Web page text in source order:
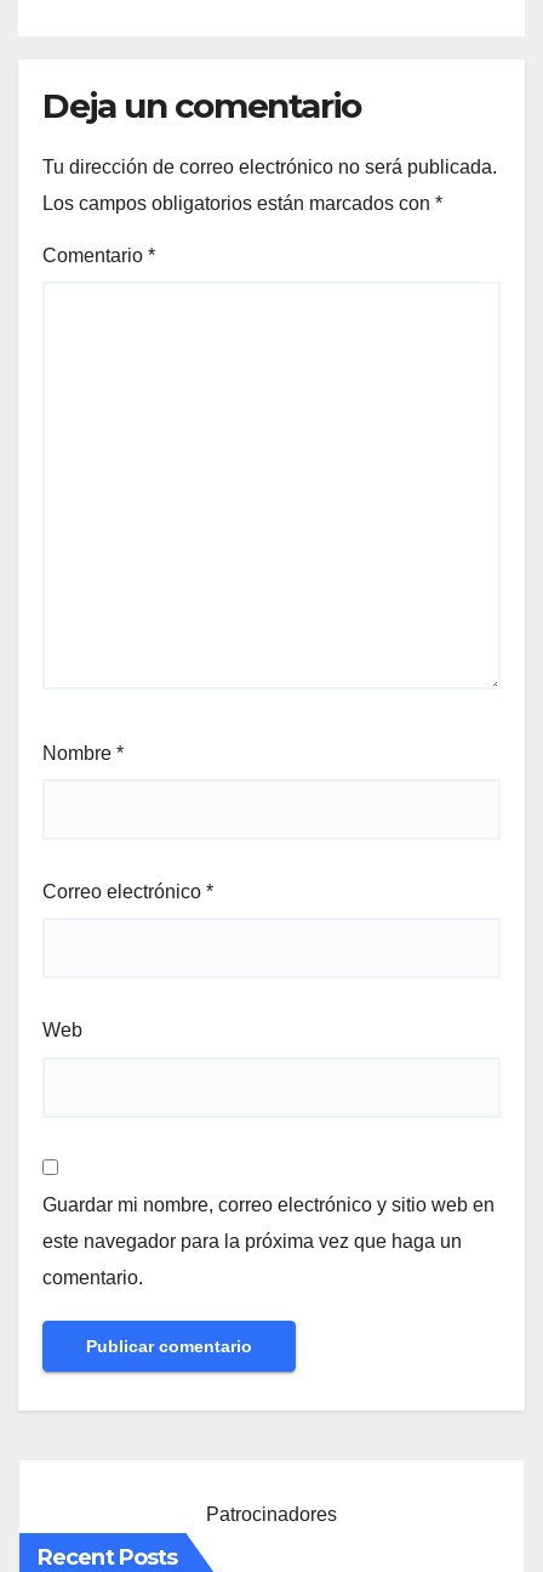
Deja un comentario
Tu dirección de correo electrónico no será publicada.
Los campos obligatorios están marcados con *
Comentario *
Nombre *
Correo electrónico *
Web
Guardar mi nombre, correo electrónico y sitio web en
este navegador para la próxima vez que haga un
comentario.
Patrocinadores
Recent Posts